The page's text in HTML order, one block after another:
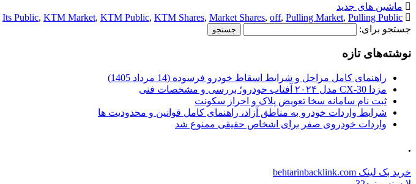
ماشین های جدید
Its Public, KTM Market, KTM Public, KTM Shares, Market Shares, off, Pulling Market, Pulling Public
جستجو برای:
نوشته‌های تازه
راهنمای کامل مراحل و شرایط اسقاط خودرو فرسوده (14 مرداد 1405)
مزدا CX-30 مدل ۲۰۲۴ آفتاب خودرو؛ بررسی و مشخصات فنی
ثبت نام سامانه سخا تعویض پلاک و احراز سکونت
شرایط واردات خودرو به مناطق آزاد، راهنمای کامل قوانین و محدودیت ها
واردات خودروی صفر برای اشخاص حقیقی ممنوع شد
.
خرید بک لینک behtarinbacklink.com